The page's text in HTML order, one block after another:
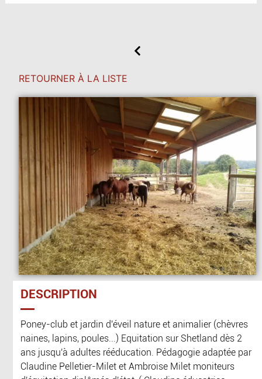
RETOURNER À LA LISTE
DESCRIPTION
Poney-club et jardin d'éveil nature et animalier (chèvres
naines, lapins, poules...) Equitation sur Shetland dès 2
ans jusqu'à adultes rééducation. Pédagogie adaptée par
Claudine Pelletier-Milet et Ambroise Milet moniteurs